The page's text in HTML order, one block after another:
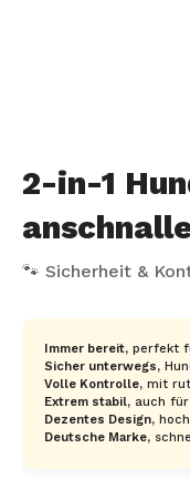
2-in-1
🐾 Sicherheit &
Immer bereit, perfekt
Sicher unterwegs,
Volle Kontrolle, mit
Extrem stabil, auch für
Dezentes Design,
Deutsche Marke,